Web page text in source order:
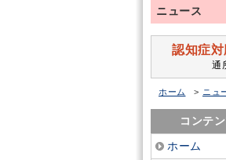
ニュース
認知症
通
ホーム ニュ
コンテ
ホーム